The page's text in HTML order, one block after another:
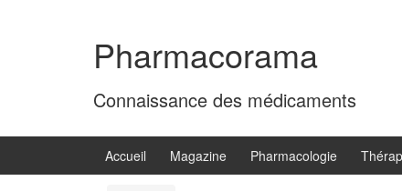
Pharmacorama
Connaissance des médicaments
Accueil Magazine Pharmacologie